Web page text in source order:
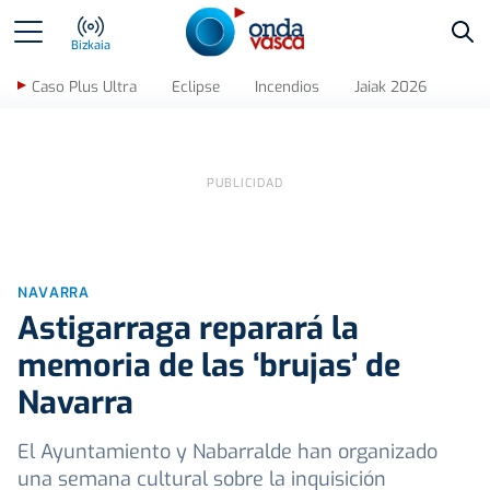
Bizkaia
Caso Plus Ultra Eclipse Incendios Jaiak 2026
NAVARRA
Astigarraga reparará la
memoria de las ‘brujas’ de
Navarra
El Ayuntamiento y Nabarralde han organizado
una semana cultural sobre la inquisición